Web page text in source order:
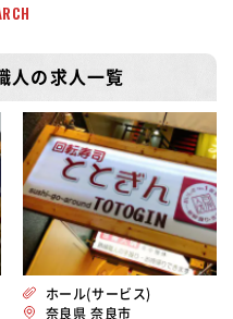
人の求人一覧
ホール(サービス)
奈良県 奈良市